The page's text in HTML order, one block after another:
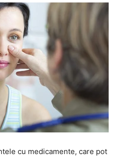
cu medicamente, care pot